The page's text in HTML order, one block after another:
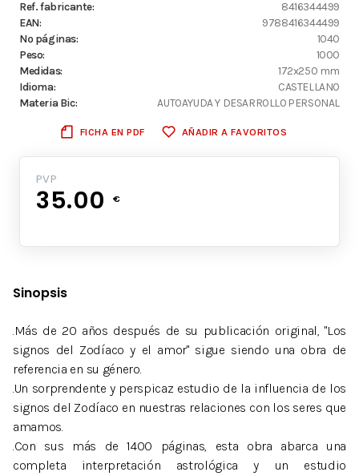
Ref. fabricante:
8416344499
EAN:
9788416344499
Nº páginas:
1040
Peso:
1000
Medidas:
172x250 mm
Idioma:
CASTELLANO
Materia Bic:
AUTOAYUDA Y DESARROLLO PERSONAL
FICHA EN PDF AÑADIR A FAVORITOS
PVP
35.00 €
Sinopsis
.Más de 20 años después de su publicación original, "Los
signos del Zodíaco y el amor" sigue siendo una obra de
referencia en su género.
.Un sorprendente y perspicaz estudio de la influencia de los
signos del Zodíaco en nuestras relaciones con los seres que
amamos.
.Con sus más de 1400 páginas, esta obra abarca una
completa interpretación astrológica y un estudio